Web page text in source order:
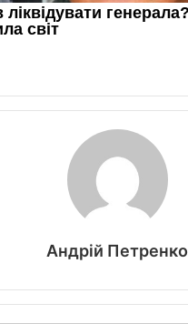
Андрій Петренко